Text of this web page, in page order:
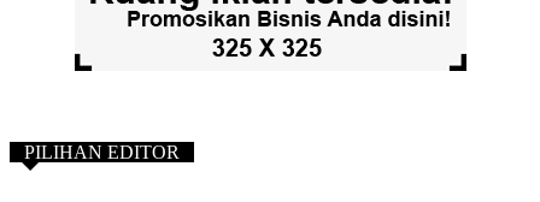
PILIHAN EDITOR